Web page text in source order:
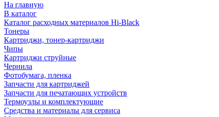
На главную
В каталог
Каталог расходных материалов Hi-Black
Тонеры
Картриджи, тонер-картриджи
Чипы
Картриджи струйные
Чернила
Фотобумага, пленка
Запчасти для картриджей
Запчасти для печатающих устройств
Термоузлы и комплектующие
Средства и материалы для сервиса